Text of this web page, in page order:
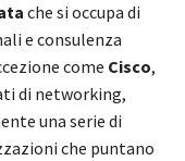
che si occupa di
e consulenza
come Cisco,
di networking,
una serie di
che puntano